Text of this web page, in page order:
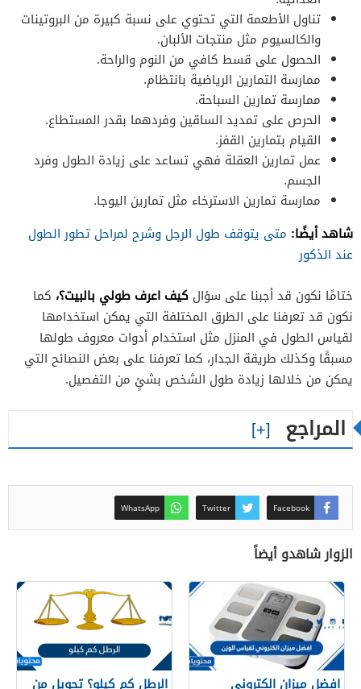
تناول الأطعمة التي تحتوي على نسبة كبيرة من البروتينات
والكالسيوم مثل منتجات الألبان.
الحصول على قسط كافي من النوم والراحة.
ممارسة التمارين الرياضية بانتظام.
ممارسة تمارين السباحة.
الحرص على تمديد الساقين وفردهما بقدر المستطاع.
القيام بتمارين القفز.
عمل تمارين العقلة فهي تساعد على زيادة الطول وفرد
الجسم.
ممارسة تمارين الاسترخاء مثل تمارين اليوجا.
شاهد أيضًا: متى يتوقف طول الرجل وشرح لمراحل تطور الطول
عند الذكور
ختامًا نكون قد أجبنا على سؤال كيف اعرف طولي بالبيت؟، كما
نكون قد تعرفنا على الطرق المختلفة التي يمكن استخدامها
لقياس الطول في المنزل مثل استخدام أدوات معروف طولها
مسبقًا وكذلك طريقة الجدار، كما تعرفنا على بعض النصائح التي
يمكن من خلالها زيادة طول الشخص بشئٍ من التفصيل.
المراجع
Facebook
Twitter
WhatsApp
الزوار شاهدو أيضاً
افضل ميزان الكتروني الرطل كم كيلو؟ تحويل من